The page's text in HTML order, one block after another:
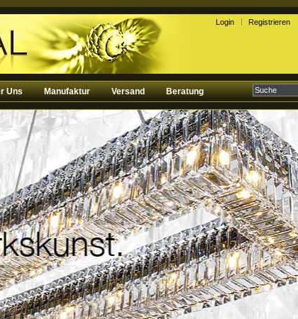
Login Registrieren
Uns Manufaktur Versand Beratung